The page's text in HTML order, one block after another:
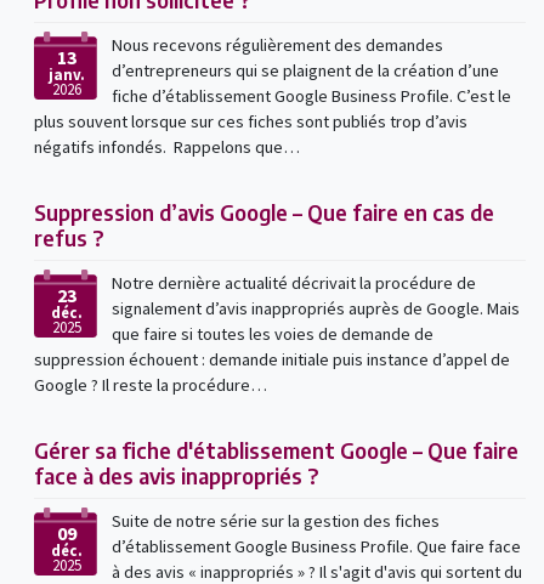
13
janv.
2026
Nous recevons régulièrement des demandes
d’entrepreneurs qui se plaignent de la création d’une
fiche d’établissement Google Business Profile. C’est le
plus souvent lorsque sur ces fiches sont publiés trop d’avis
négatifs infondés. Rappelons que…
Suppression d’avis Google – Que faire en cas de
refus ?
23
déc.
2025
Notre dernière actualité décrivait la procédure de
signalement d’avis inappropriés auprès de Google. Mais
que faire si toutes les voies de demande de
suppression échouent : demande initiale puis instance d’appel de
Google ? Il reste la procédure…
Gérer sa fiche d'établissement Google – Que faire
face à des avis inappropriés ?
09
déc.
2025
Suite de notre série sur la gestion des fiches
d’établissement Google Business Profile. Que faire face
à des avis « inappropriés » ? Il s'agit d'avis qui sortent du